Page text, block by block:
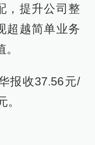
，提升公司整
超越简单业务
报收37.56元/